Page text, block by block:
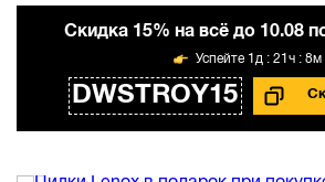
Cкидка 15% на всё до 10.08
DWSTROY15
1д : 21ч : 8м